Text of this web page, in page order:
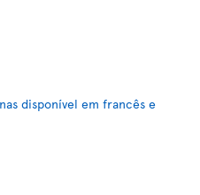
disponível em francês e